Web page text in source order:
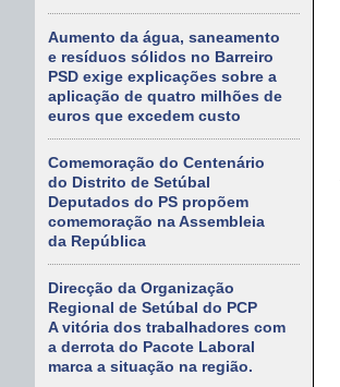
Aumento da água, saneamento
e resíduos sólidos no Barreiro
PSD exige explicações sobre a
aplicação de quatro milhões de
euros que excedem custo
Comemoração do Centenário
do Distrito de Setúbal
Deputados do PS propõem
comemoração na Assembleia
da República
Direcção da Organização
Regional de Setúbal do PCP
A vitória dos trabalhadores com
a derrota do Pacote Laboral
marca a situação na região.